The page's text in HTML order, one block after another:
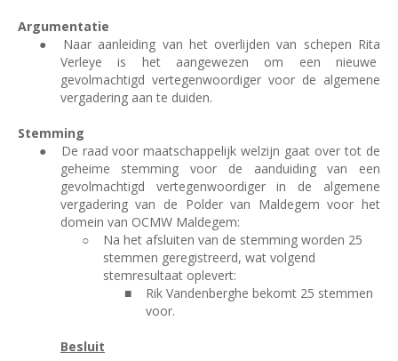
Argumentatie
●
Naar aanleiding van het overlijden van schepen Rita
Verleye is het aangewezen om een nieuwe
gevolmachtigd vertegenwoordiger voor de algemene
vergadering aan te duiden.
Stemming
●
De raad voor maatschappelijk welzijn gaat over tot de
geheime stemming voor de aanduiding van een
gevolmachtigd vertegenwoordiger in de algemene
vergadering van de Polder van Maldegem voor het
domein van OCMW Maldegem:
○
Na het afsluiten van de stemming worden 25
stemmen geregistreerd, wat volgend
stemresultaat oplevert:
■
Rik Vandenberghe bekomt 25 stemmen
voor.
Besluit